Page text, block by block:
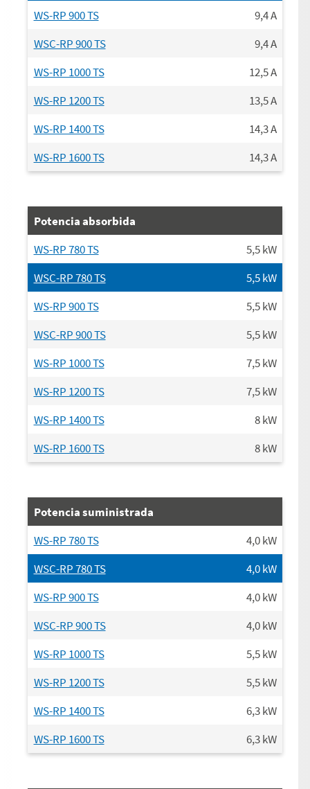
WS-RP 900 TS
9,4A
WSC-RP 900 TS
9,4A
WS-RP 1000 TS
12,5A
WS-RP 1200 TS
13,5A
WS-RP 1400 TS
14,3A
WS-RP 1600 TS
14,3A
Potencia absorbida
WS-RP 780 TS
5,5kW
WSC-RP 780 TS
5,5kW
WS-RP 900 TS
5,5kW
WSC-RP 900 TS
5,5kW
WS-RP 1000 TS
7,5kW
WS-RP 1200 TS
7,5kW
WS-RP 1400 TS
8kW
WS-RP 1600 TS
8kW
Potencia suministrada
WS-RP 780 TS
4,0kW
WSC-RP 780 TS
4,0kW
WS-RP 900 TS
4,0kW
WSC-RP 900 TS
4,0kW
WS-RP 1000 TS
5,5kW
WS-RP 1200 TS
5,5kW
WS-RP 1400 TS
6,3kW
WS-RP 1600 TS
6,3kW